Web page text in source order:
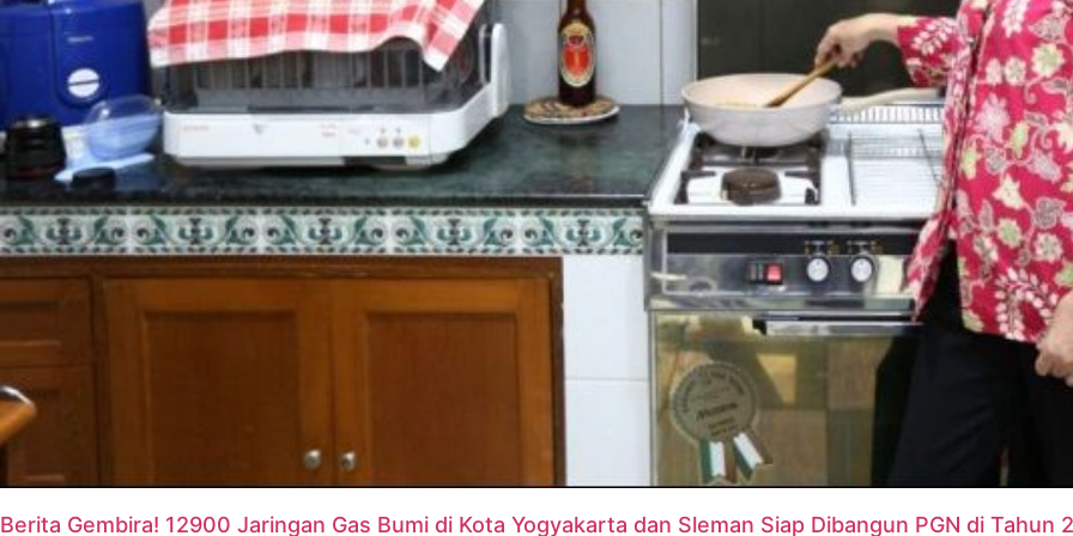
Berita Gembira! 12900 Jaringan Gas Bumi di Kota Yogyakarta dan Sleman Siap Dibangun PGN di Tahun